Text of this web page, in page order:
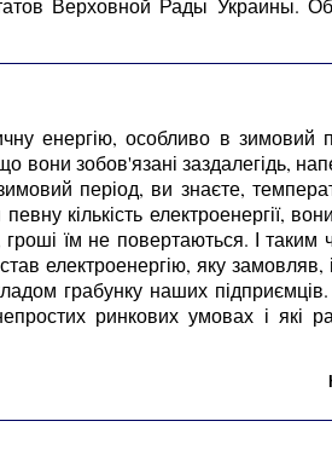
енергію, особливо в
зобов'язані заздалегідь,
період, ви знаєте,
кількість електроенергії,
їм не повертаються. І таким
електроенергію, яку замовляв,
грабунку наших
ринкових умовах і які